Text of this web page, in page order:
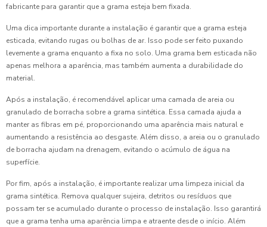
fabricante para garantir que a grama esteja bem fixada.
Uma dica importante durante a instalação é garantir que a grama esteja
esticada, evitando rugas ou bolhas de ar. Isso pode ser feito puxando
levemente a grama enquanto a fixa no solo. Uma grama bem esticada não
apenas melhora a aparência, mas também aumenta a durabilidade do
material.
Após a instalação, é recomendável aplicar uma camada de areia ou
granulado de borracha sobre a grama sintética. Essa camada ajuda a
manter as fibras em pé, proporcionando uma aparência mais natural e
aumentando a resistência ao desgaste. Além disso, a areia ou o granulado
de borracha ajudam na drenagem, evitando o acúmulo de água na
superfície.
Por fim, após a instalação, é importante realizar uma limpeza inicial da
grama sintética. Remova qualquer sujeira, detritos ou resíduos que
possam ter se acumulado durante o processo de instalação. Isso garantirá
que a grama tenha uma aparência limpa e atraente desde o início. Além